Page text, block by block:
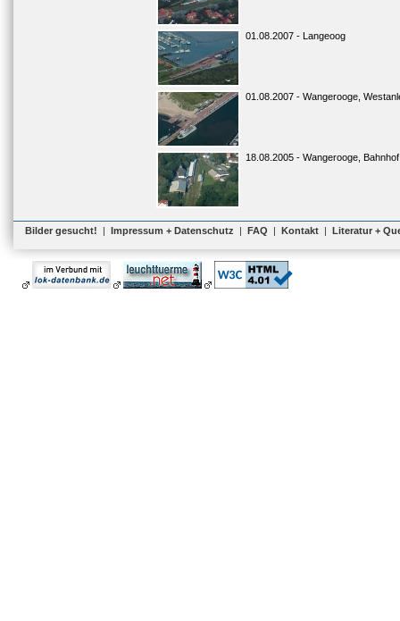
01.08.2007 - Langeoog
01.08.2007 - Wangerooge,
18.08.2005 - Wangerooge, Bahnhof
Bilder gesucht! | Impressum + Datenschutz | FAQ | Kontakt | Literatur +